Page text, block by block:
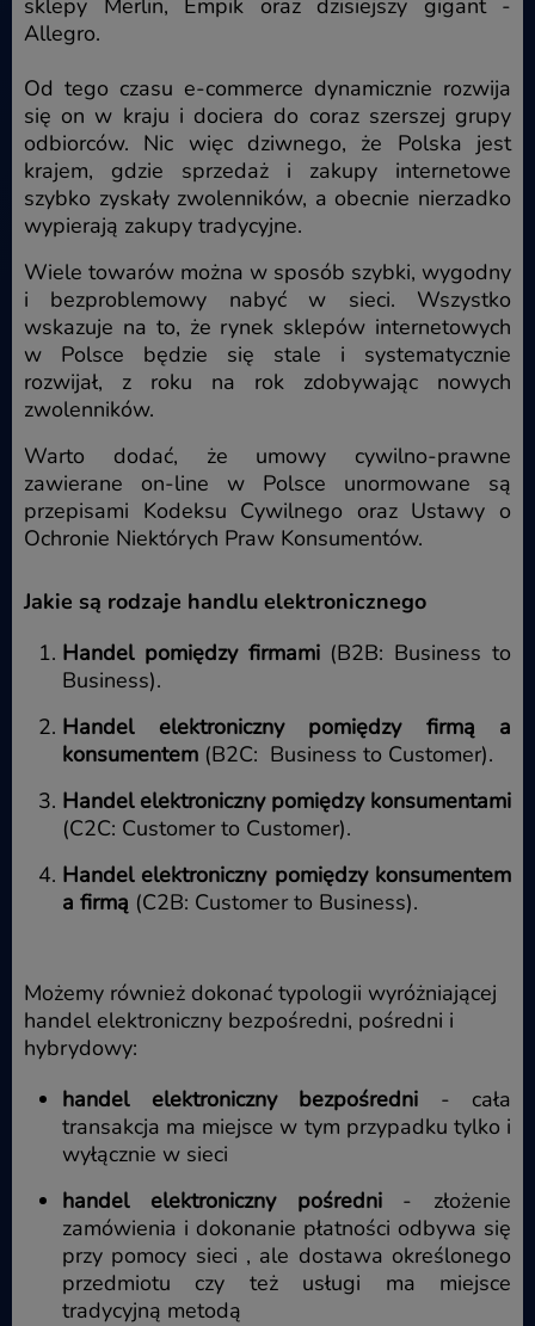
Allegro.
Od tego czasu e-commerce dynamicznie rozwija
się on w kraju i dociera do coraz szerszej grupy
odbiorców. Nic więc dziwnego, że Polska jest
krajem, gdzie sprzedaż i zakupy internetowe
szybko zyskały zwolenników, a obecnie nierzadko
wypierają zakupy tradycyjne.
Wiele towarów można w sposób szybki, wygodny
i bezproblemowy nabyć w sieci. Wszystko
wskazuje na to, że rynek sklepów internetowych
w Polsce będzie się stale i systematycznie
rozwijał, z roku na rok zdobywając nowych
zwolenników.
Warto dodać, że umowy cywilno-prawne
zawierane on-line w Polsce unormowane są
przepisami Kodeksu Cywilnego oraz Ustawy o
Ochronie Niektórych Praw Konsumentów.
Jakie są rodzaje handlu elektronicznego
Handel pomiędzy firmami(B2B: Business to
Business).
Handel elektroniczny pomiędzy firmą a
konsumentem (B2C: Business to Customer).
Handel elektroniczny pomiędzy konsumentami
(C2C: Customer to Customer).
Handel elektroniczny pomiędzy konsumentem
a firmą (C2B: Customer to Business).
Możemy również dokonać typologii wyróżniającej
handel elektroniczny bezpośredni, pośredni i
hybrydowy:
handel elektroniczny bezpośredni - cała
transakcja ma miejsce w tym przypadku tylko i
wyłącznie w sieci
handel elektroniczny pośredni- złożenie
zamówienia i dokonanie płatności odbywa się
przy pomocy sieci , ale dostawa określonego
przedmiotu czy też usługi ma miejsce
tradycyjną metodą